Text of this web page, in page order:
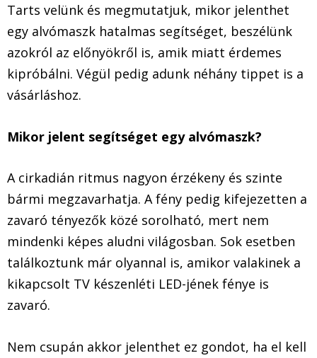
Tarts velünk és megmutatjuk, mikor jelenthet
egy alvómaszk hatalmas segítséget, beszélünk
azokról az előnyökről is, amik miatt érdemes
kipróbálni. Végül pedig adunk néhány tippet is a
vásárláshoz.
Mikor jelent segítséget egy alvómaszk?
A cirkadián ritmus nagyon érzékeny és szinte
bármi megzavarhatja. A fény pedig kifejezetten a
zavaró tényezők közé sorolható, mert nem
mindenki képes aludni világosban. Sok esetben
találkoztunk már olyannal is, amikor valakinek a
kikapcsolt TV készenléti LED-jének fénye is
zavaró.
Nem csupán akkor jelenthet ez gondot, ha el kell